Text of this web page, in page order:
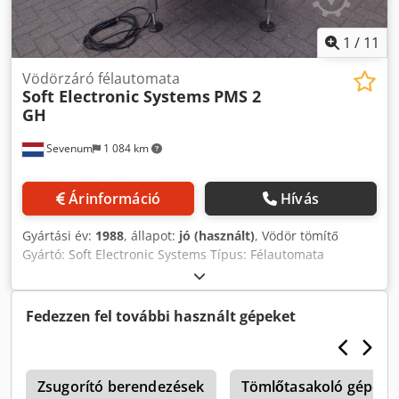
1 / 11
Sevenum 1 084 km
Vödörzáró félautomata
Soft Electronic Systems PMS 2
GH
Árinformáció Hívás
Gyártási év: 1988, állapot: jó (használt), Vödör tömítő
Gyártó: Soft Electronic Systems Típus: Félautomata
vödörzárógép Modell: PMS 2 GH Kapacitás: Akár 300 vödör
óránként Keret: rozsdamentes acél Tartomány: vödrök D =
300 mm-ig Méretek: H x SZ x K = 1 000 x 900 x 1 000 mm
Súly: 150 kg Tápegység: 380 Volt - 50 Hz - 1,5 kW Comp.
Levegő: > 5,5 Bar Jellemzők: a vödör kézi pozicionálása
Crjdpfx Asigyp Hsikjf automatikus lezárási folyamat
(állítható idő) automatikus csúszó vágószerkezet felé
Fedezzen fel további használt gépeket
Zsugorító berendezések Tömlőtasakoló gépek